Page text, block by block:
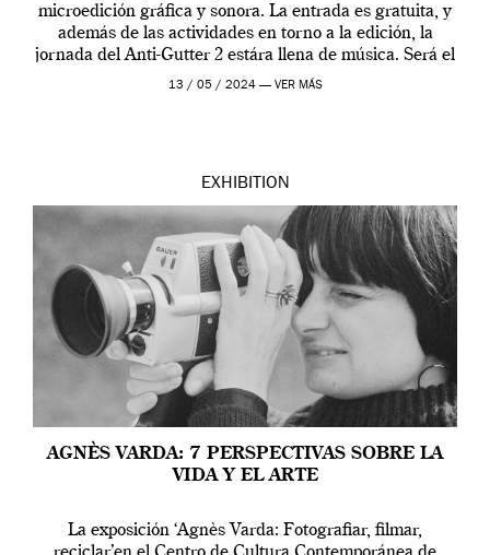
microedición gráfica y sonora. La entrada es gratuita, y
además de las actividades en torno a la edición, la
jornada del Anti-Gutter 2 estára llena de música. Será el
[…]
13 / 05 / 2024 — VER MÁS
EXHIBITION
AGNÈS VARDA: 7 PERSPECTIVAS SOBRE LA
VIDA Y EL ARTE
La exposición ‘Agnès Varda: Fotografiar, filmar,